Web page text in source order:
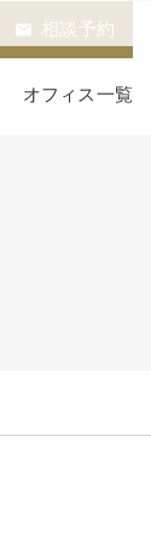
email 相談予約
オフィス一覧